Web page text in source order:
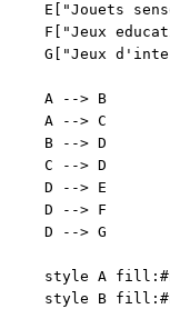
E["Jouets
F["Jeux
G["Jeux
    A --> B
    A --> C
    B --> D
    C --> D
    D --> E
    D --> F
    D --> G
style A
style B